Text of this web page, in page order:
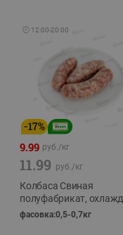
🕘 12:00-20:00
-17%
9.99 руб./кг
11.99 руб./кг
Колбаса Свиная
полуфабрикат, охлажд
фасовка:0,5-0,7кг